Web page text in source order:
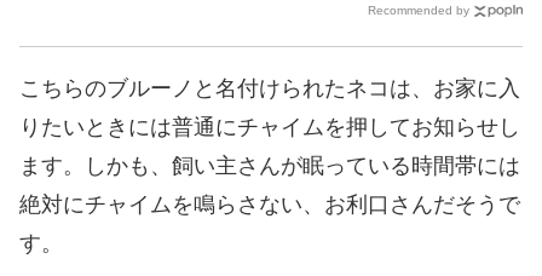
Recommended by
こちらのブルーノと名付けられたネコは、お家に入
りたいときには普通にチャイムを押してお知らせし
ます。しかも、飼い主さんが眠っている時間帯には
絶対にチャイムを鳴らさない、お利口さんだそうで
す。